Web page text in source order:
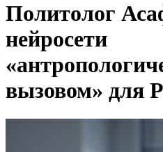
Политолог
нейросети
вызовом» для